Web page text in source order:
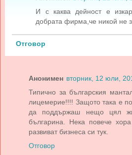
И с каква дейност е
добрата фирма,че никой не
Отговор
Анонимен вторник, 12 юли,
Типично за българския
лицемерие!!!! Защото така е
да поддържаш нещо цял
българина. Нека повече
развиват бизнеса си тук.
Отговор